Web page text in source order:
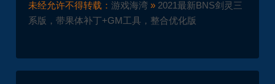
未经允许不得转载：游戏海湾 » 2021最新BNS剑灵三
系版，带果体补丁+GM工具，整合优化版